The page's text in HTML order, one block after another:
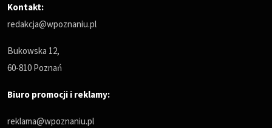
Kontakt:
redakcja@wpoznaniu.pl
Bukowska 12,
60-810 Poznań
Biuro promocji i reklamy:
reklama@wpoznaniu.pl